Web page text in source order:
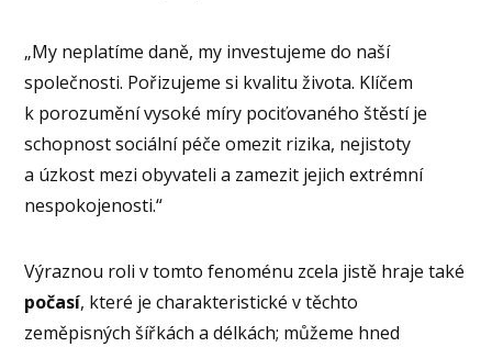
„My neplatíme daně, my investujeme do naší
společnosti. Pořizujeme si kvalitu života. Klíčem
k porozumění vysoké míry pociťovaného štěstí je
schopnost sociální péče omezit rizika, nejistoty
a úzkost mezi obyvateli a zamezit jejich extrémní
nespokojenosti.“
Výraznou roli v tomto fenoménu zcela jistě hraje také
počasí, které je charakteristické v těchto
zeměpisných šířkách a délkách; můžeme hned